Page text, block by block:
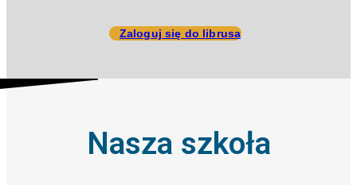
Zaloguj się do librusa
Nasza szkoła